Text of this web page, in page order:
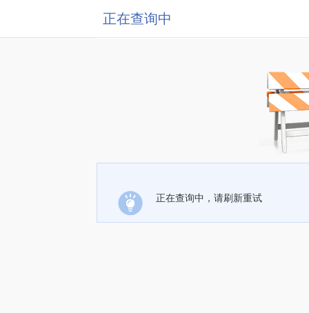
正在查询中
正在查询中，请刷新重试